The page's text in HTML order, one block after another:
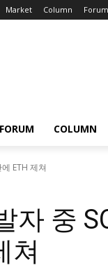
Market Column Forum
FORUM COLUMN
ETH 제쳐
자 중
쳐